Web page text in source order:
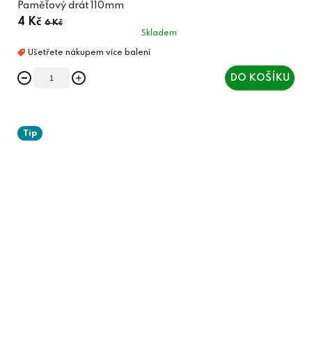
Paměťový drát 110mm
4 Kč 6 Kč
Skladem
DO KOŠÍKU
Tip